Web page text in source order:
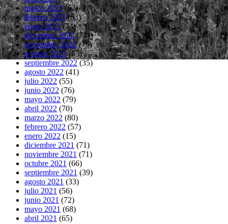
marzo 2023(62)
febrero 2023(63)
enero 2023(74)
diciembre 2022(73)
noviembre 2022(76)
octubre 2022(65)
septiembre 2022 (35)
agosto 2022 (41)
julio 2022 (55)
junio 2022 (76)
mayo 2022 (79)
abril 2022 (70)
marzo 2022 (80)
febrero 2022 (57)
enero 2022 (15)
diciembre 2021 (71)
noviembre 2021 (71)
octubre 2021 (66)
septiembre 2021 (39)
agosto 2021 (33)
julio 2021 (56)
junio 2021 (72)
mayo 2021 (68)
abril 2021 (65)